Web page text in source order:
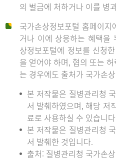
의 벌금에 처하거나 이를 병
국가손상정보포털 홈페이
거나 이에 상응하는 혜택을
상정보포털에 정보를 신청
을 얻어야 하며, 협의 또는
는 경우에도 출처가 국가손
본 저작물은 질병관리청
서 발췌하였으며, 해당 저
료로 사용하실 수 있습니
본 저작물은 질병관리청
서 발췌한 것입니다.
출처: 질병관리청 국가손